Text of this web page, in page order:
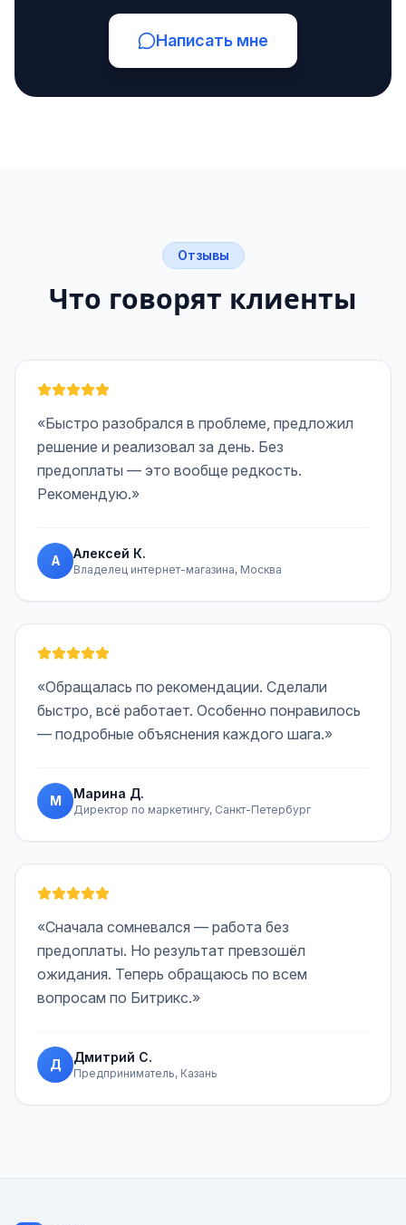
Написать мне
Отзывы
Что говорят клиенты
«Быстро разобрался в проблеме, предложил
решение и реализовал за день. Без
предоплаты — это вообще редкость.
Рекомендую.»
А Алексей К.
Владелец интернет-магазина, Москва
«Обращалась по рекомендации. Сделали
быстро, всё работает. Особенно понравилось
— подробные объяснения каждого шага.»
М Марина Д.
Директор по маркетингу, Санкт-Петербург
«Сначала сомневался — работа без
предоплаты. Но результат превзошёл
ожидания. Теперь обращаюсь по всем
вопросам по Битрикс.»
Д Дмитрий С.
Предприниматель, Казань